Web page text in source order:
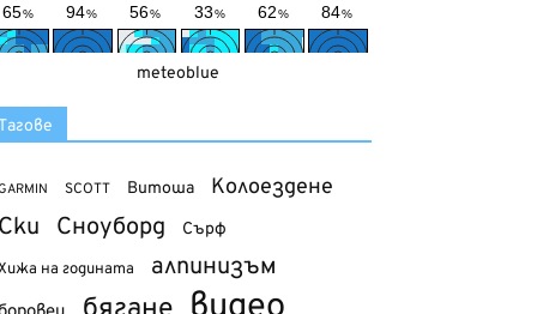
meteoblue
SCOTT Витоша Колоездене
Сноуборд Сърф
на годината алпинизъм